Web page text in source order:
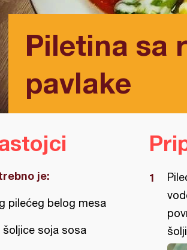
Piletina sa
pavlake
je:
pilećeg belog mesa
šoljice soja sosa